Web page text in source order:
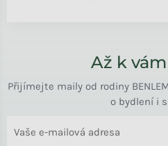
Až k
Přijímejte maily od rodiny
o bydlení i